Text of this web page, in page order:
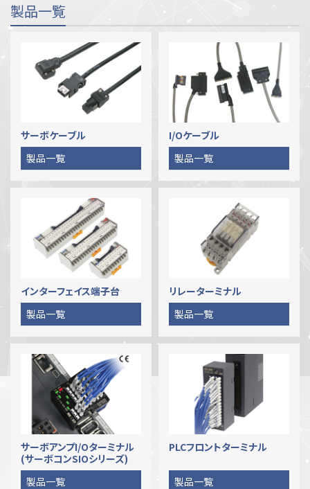
製品一覧
サーボケーブル
製品一覧
I/Oケーブル
製品一覧
インターフェイス端子台
製品一覧
リレーターミナル
製品一覧
サーボアンプI/Oターミナル
(サーボコンSIOシリーズ)
製品一覧
PLCフロントターミナル
製品一覧